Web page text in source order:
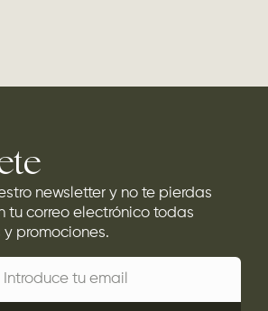
newsletter y no te pierdas
tu correo electrónico todas
y promociones.